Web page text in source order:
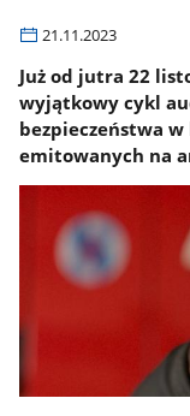
21.11.2023
Już od jutra 22
wyjątkowy cykl
bezpieczeństwa
emitowanych na